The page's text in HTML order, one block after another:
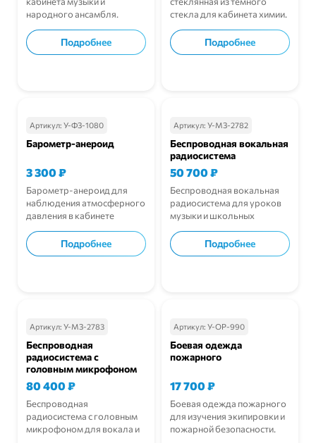
народного ансамбля.
Подробнее
стекла для кабинета химии.
Подробнее
Артикул: У-ФЗ-1080
Барометр-анероид
3 300₽
Барометр-анероид для
наблюдения атмосферного
давления в кабинете
Подробнее
Артикул: У-МЗ-2782
Беспроводная вокальная
радиосистема
50 700₽
Беспроводная вокальная
радиосистема для уроков
музыки и школьных
Подробнее
Артикул: У-МЗ-2783
Беспроводная
радиосистема с
головным микрофоном
80 400₽
Беспроводная
радиосистема с головным
микрофоном для вокала и
Артикул: У-ОР-990
Боевая одежда
пожарного
17 700₽
Боевая одежда пожарного
для изучения экипировки и
пожарной безопасности.